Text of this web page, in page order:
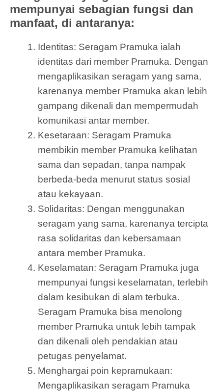
mempunyai sebagian fungsi dan
manfaat, di antaranya:
Identitas: Seragam Pramuka ialah
identitas dari member Pramuka. Dengan
mengaplikasikan seragam yang sama,
karenanya member Pramuka akan lebih
gampang dikenali dan mempermudah
komunikasi antar member.
Kesetaraan: Seragam Pramuka
membikin member Pramuka kelihatan
sama dan sepadan, tanpa nampak
berbeda-beda menurut status sosial
atau kekayaan.
Solidaritas: Dengan menggunakan
seragam yang sama, karenanya tercipta
rasa solidaritas dan kebersamaan
antara member Pramuka.
Keselamatan: Seragam Pramuka juga
mempunyai fungsi keselamatan, terlebih
dalam kesibukan di alam terbuka.
Seragam Pramuka bisa menolong
member Pramuka untuk lebih tampak
dan dikenali oleh pendakian atau
petugas penyelamat.
Menghargai poin kepramukaan:
Mengaplikasikan seragam Pramuka